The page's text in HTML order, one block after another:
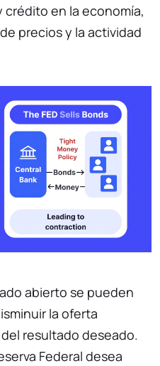
en la economía,
precios y la actividad
abierto se pueden
la oferta
resultado deseado.
Federal desea